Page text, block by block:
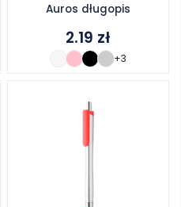
Auros długopis
2.19 zł
+3